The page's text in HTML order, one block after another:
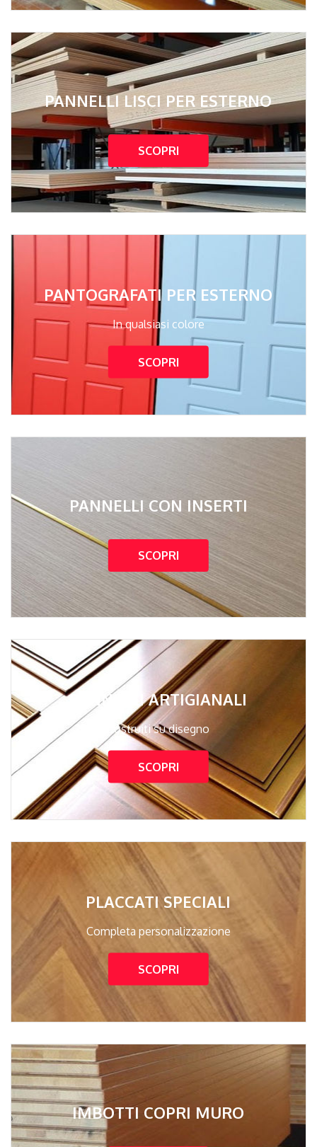
PANNELLI LISCI PER ESTERNO
SCOPRI
PANTOGRAFATI PER ESTERNO
In qualsiasi colore
SCOPRI
PANNELLI CON INSERTI
SCOPRI
PANNELLI ARTIGIANALI
Costruiti su disegno
SCOPRI
PLACCATI SPECIALI
Completa personalizzazione
SCOPRI
IMBOTTI COPRI MURO